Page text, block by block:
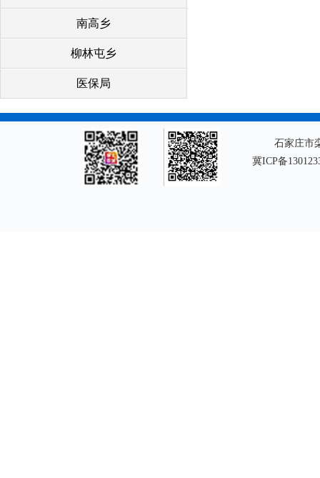
南高乡
柳林屯乡
医保局